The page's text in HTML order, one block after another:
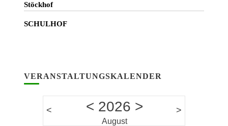
Stöckhof
SCHULHOF
VERANSTALTUNGSKALENDER
< < 2026 >
August
>